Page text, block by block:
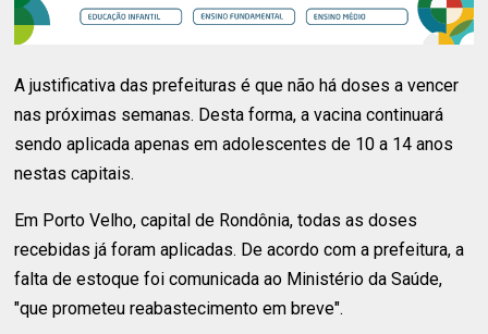
A justificativa das prefeituras é que não há doses a vencer
nas próximas semanas. Desta forma, a vacina continuará
sendo aplicada apenas em adolescentes de 10 a 14 anos
nestas capitais.
Em Porto Velho, capital de Rondônia, todas as doses
recebidas já foram aplicadas. De acordo com a prefeitura, a
falta de estoque foi comunicada ao Ministério da Saúde,
"que prometeu reabastecimento em breve".